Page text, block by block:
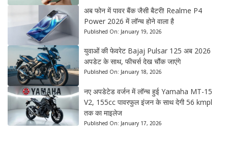
अब फोन में पावर बैंक जैसी बैटरी! Realme P4
Power 2026 में लॉन्च होने वाला है
Published On: January 19, 2026
युवाओं की फेवरेट Bajaj Pulsar 125 अब 2026
अपडेट के साथ, फीचर्स देख चौंक जाएंगे
Published On: January 18, 2026
नए अपडेटेड वर्जन में लॉन्च हुई Yamaha MT-15
V2, 155cc पावरफुल इंजन के साथ देगी 56 kmpl
तक का माइलेज
Published On: January 17, 2026